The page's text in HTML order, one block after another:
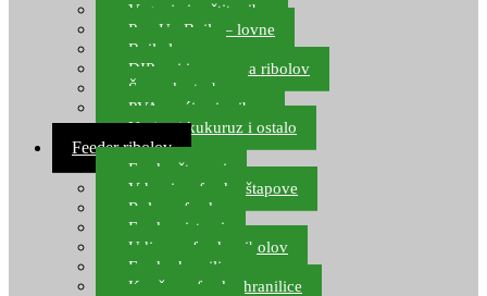
Vaganje i zaštita ribe
Pop Up Boile – lovne
Boile lovne
DIP-ovi i arome za ribolov
Šaranske torbe
PVA vrećice i pribor
Umjetni kukuruz i ostalo
Feeder ribolov
Feeder štapovi
Vrhovi za feeder štapove
Role za feeder
Feeder sistemi
Udice za feeder ribolov
Feeder hranilice
Kopče za feeder hranilice